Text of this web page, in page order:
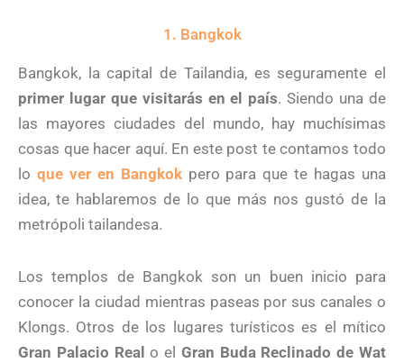
1. Bangkok
Bangkok, la capital de Tailandia, es seguramente el
primer lugar que visitarás en el país. Siendo una de
las mayores ciudades del mundo, hay muchísimas
cosas que hacer aquí. En este post te contamos todo
lo que ver en Bangkokpero para que te hagas una
idea, te hablaremos de lo que más nos gustó de la
metrópoli tailandesa.
Los templos de Bangkok son un buen inicio para
conocer la ciudad mientras paseas por sus canales o
Klongs. Otros de los lugares turísticos es el mítico
Gran Palacio Real o el Gran Buda Reclinado de Wat